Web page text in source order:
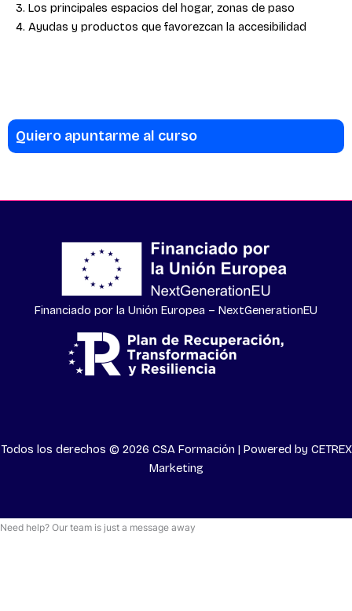
3. Los principales espacios del hogar, zonas de paso
4. Ayudas y productos que favorezcan la accesibilidad
Quiero apuntarme al curso
Financiado por la Unión Europea – NextGenerationEU
Todos los derechos © 2026 CSA Formación | Powered by CETREX
Marketing
Need help? Our team is just a message away